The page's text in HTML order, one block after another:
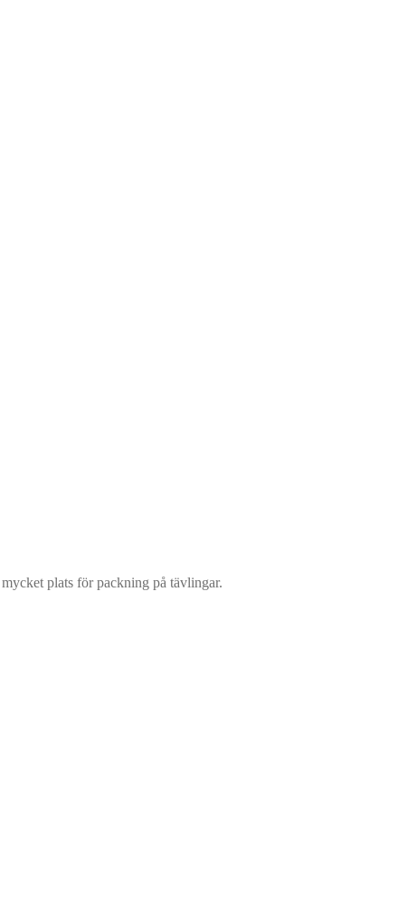
plats för packning på tävlingar.